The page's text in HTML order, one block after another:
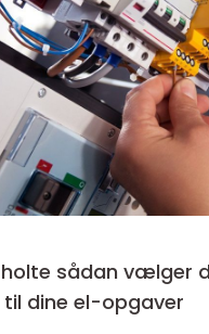
du den rette
dine el-opgaver